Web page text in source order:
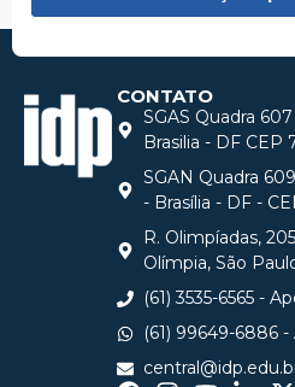
CONTATO
SGAS Quadra
Brasilia - DF CEP
SGAN Quadra
- Brasília - DF -
R. Olimpíadas,
Olímpia, São
(61) 3535-6565 -
(61) 99649-6886